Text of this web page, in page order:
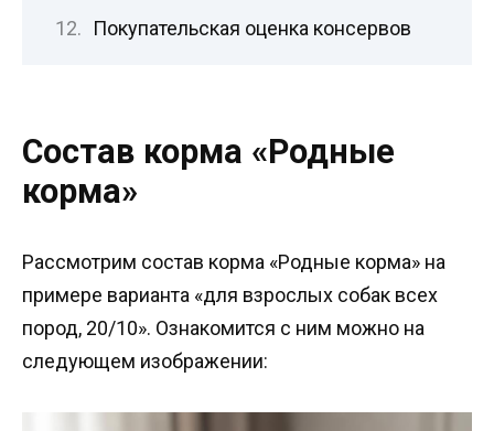
Покупательская оценка консервов
Состав корма «Родные
корма»
Рассмотрим состав корма «Родные корма» на
примере варианта «для взрослых собак всех
пород, 20/10». Ознакомится с ним можно на
следующем изображении: